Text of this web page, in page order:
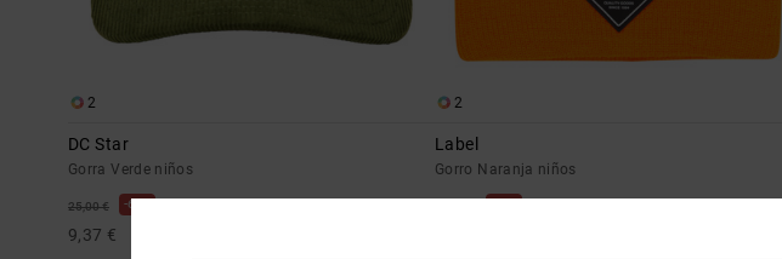
2
DC Star
Gorra Verde niños
25,00 € 63%
9,37 €
2
Label
Gorro Naranja niños